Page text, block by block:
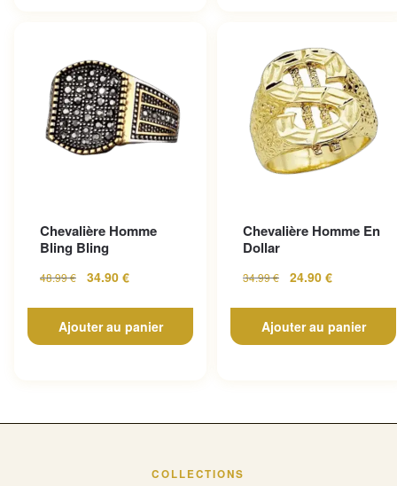
Chevalière Homme
Bling Bling
48.99€ 34.90 €
Ajouter au panier
Chevalière Homme En
Dollar
34.99€ 24.90 €
Ajouter au panier
COLLECTIONS